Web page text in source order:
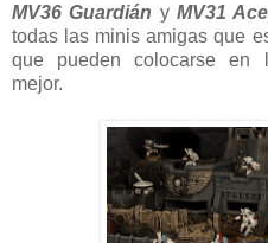
MV36 Guardián y MV31
todas las minis amigas que
que pueden colocarse en
mejor.